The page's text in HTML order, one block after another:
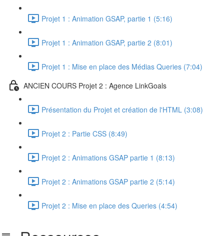
Projet 1 : Animation GSAP, partie 1 (5:16)
Projet 1 : Animation GSAP, partie 2 (8:01)
Projet 1 : Mise en place des Médias Queries (7:04)
ANCIEN COURS Projet 2 : Agence LinkGoals
Présentation du Projet et création de l'HTML (3:08)
Projet 2 : Partie CSS (8:49)
Projet 2 : Animations GSAP partie 1 (8:13)
Projet 2 : Animations GSAP partie 2 (5:14)
Projet 2 : Mise en place des Queries (4:54)